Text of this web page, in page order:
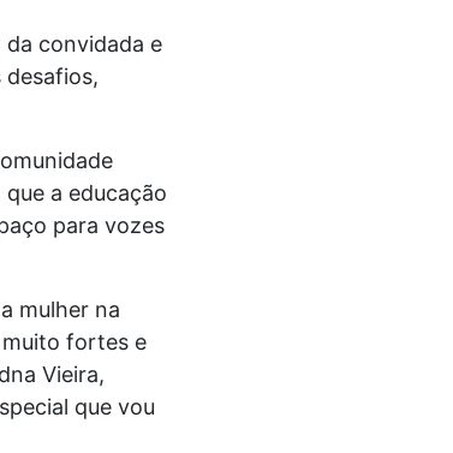
convidada e
desafios,
a educação
para vozes
mulher na
muito fortes e
Vieira,
que vou